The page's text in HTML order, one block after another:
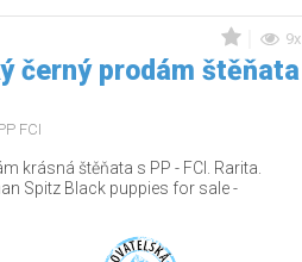
9x
černý prodám štěňata
FCI
krásná štěňata s PP - FCI. Rarita.
Spitz Black puppies for sale -